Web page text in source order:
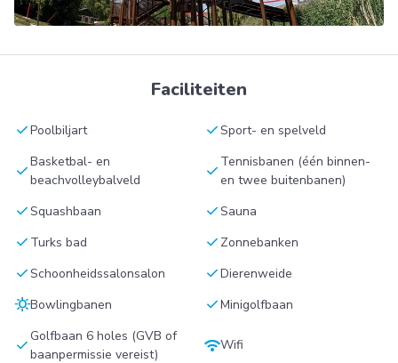
Faciliteiten
checkPoolbiljart checkSport- en spelveld
checkBasketbal- en
beachvolleybalveld
check Tennisbanen (één binnen-
en twee buitenbanen)
checkSquashbaan checkSauna
check Turks bad check Zonnebanken
checkSchoonheidssalonsalon checkDierenweide
sunnyBowlingbanen checkMinigolfbaan
check Golfbaan 6 holes (GVB of
baanpermissie vereist)
wifiWifi